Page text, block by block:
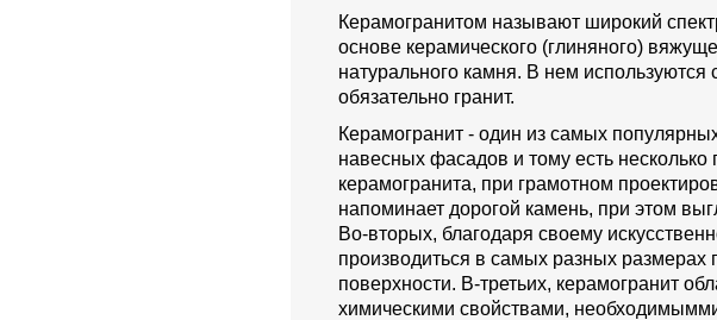
Керамогранитом называют широкий
основе керамического (глиняного)
натурального камня. В нем
обязательно гранит.
Керамогранит - один из самых
навесных фасадов и тому есть
керамогранита, при грамотном
напоминает дорогой камень, при этом
Во-вторых, благодаря своему
производиться в самых разных размерах
поверхности. В-третьих, керамогранит
химическими свойствами,